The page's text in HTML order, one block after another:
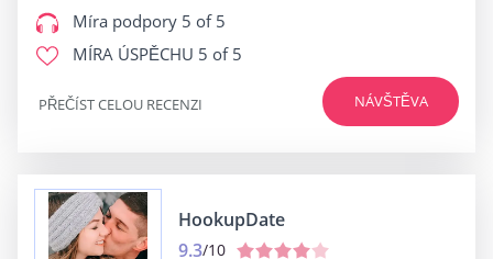
Míra podpory 5 of 5
MÍRA ÚSPĚCHU 5 of 5
NÁVŠTĚVA
PŘEČÍST CELOU RECENZI
HookupDate
9.3/10